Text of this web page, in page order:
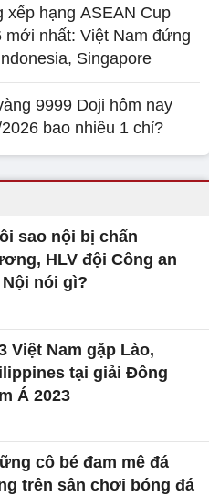
xếp hạng ASEAN Cup
mới nhất: Việt Nam đứng
Singapore
9999 Doji hôm nay
bao nhiêu 1 chỉ?
sao nội bị chấn
HLV đội Công an
Nội nói gì?
Việt Nam gặp Lào,
tại giải Đông
Á 2023
cô bé đam mê đá
trên sân chơi bóng đá